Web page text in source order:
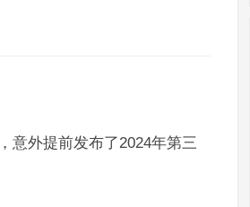
意外提前发布了2024年第三